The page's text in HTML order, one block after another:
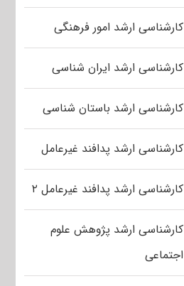
کارشناسی ارشد امور فرهنگی
کارشناسی ارشد ایران شناسی
کارشناسی ارشد باستان شناسی
کارشناسی ارشد پدافند غیرعامل
کارشناسی ارشد پدافند غیرعامل ۲
کارشناسی ارشد پژوهش علوم
اجتماعی